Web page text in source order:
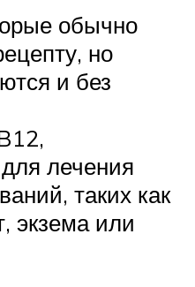
обычно
но
и без
лечения
таких как
экзема или